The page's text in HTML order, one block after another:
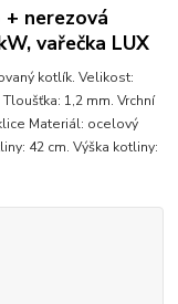
nerezová
vařečka LUX
kotlík. Velikost:
1,2 mm. Vrchní
Materiál: ocelový
42 cm. Výška kotliny: